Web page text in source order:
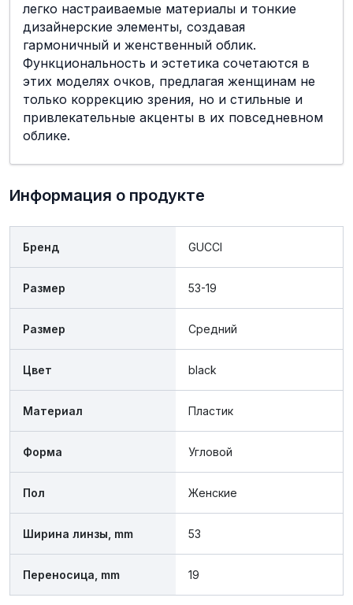
легко настраиваемые материалы и тонкие
дизайнерские элементы, создавая
гармоничный и женственный облик.
Функциональность и эстетика сочетаются в
этих моделях очков, предлагая женщинам не
только коррекцию зрения, но и стильные и
привлекательные акценты в их повседневном
облике.
Информация о продукте
Бренд GUCCI
Размер 53-19
Размер Средний
Цвет black
Материал Пластик
Форма Угловой
Пол Женские
Ширина линзы, mm 53
Переносица, mm 19